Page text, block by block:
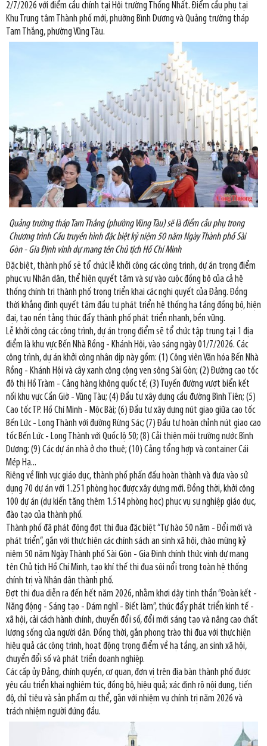
2/7/2026 với điểm cầu chính tại Hội trường Thống Nhất. Điểm cầu phụ tại
Khu Trung tâm Thành phố mới, phường Bình Dương và Quảng trường tháp
Tam Thắng, phường Vũng Tàu.
Quảng trường tháp Tam Thắng (phường Vũng Tàu) sẽ là điểm cầu phụ trong
Chương trình Cầu truyền hình đặc biệt kỷ niệm 50 năm Ngày Thành phố Sài
Gòn - Gia Định vinh dự mang tên Chủ tịch Hồ Chí Minh
Đặc biệt, thành phố sẽ tổ chức lễ khởi công các công trình, dự án trọng điểm
phục vụ Nhân dân, thể hiện quyết tâm và sự vào cuộc đồng bộ của cả hệ
thống chính trị thành phố trong triển khai các nghị quyết của Đảng. Đồng
thời khẳng định quyết tâm đầu tư phát triển hệ thống hạ tầng đồng bộ, hiện
đại, tạo nền tảng thúc đẩy thành phố phát triển nhanh, bền vững.
Lễ khởi công các công trình, dự án trọng điểm sẽ tổ chức tập trung tại 1 địa
điểm là khu vực Bến Nhà Rồng - Khánh Hội, vào sáng ngày 01/7/2026. Các
công trình, dự án khởi công nhân dịp này gồm: (1) Công viên Văn hóa Bến Nhà
Rồng - Khánh Hội và cây xanh công cộng ven sông Sài Gòn; (2) Đường cao tốc
đô thị Hồ Tràm - Cảng hàng không quốc tế; (3) Tuyến đường vượt biển kết
nối khu vực Cần Giờ - Vũng Tàu; (4) Đầu tư xây dựng cầu đường Bình Tiên; (5)
Cao tốc TP. Hồ Chí Minh - Mộc Bài; (6) Đầu tư xây dựng nút giao giữa cao tốc
Bến Lức - Long Thành với đường Rừng Sác; (7) Đầu tư hoàn chỉnh nút giao cao
tốc Bến Lức - Long Thành với Quốc lộ 50; (8) Cải thiện môi trường nước Bình
Dương; (9) Các dự án nhà ở cho thuê; (10) Cảng tổng hợp và container Cái
Mép Hạ...
Riêng về lĩnh vực giáo dục, thành phố phấn đấu hoàn thành và đưa vào sử
dụng 70 dự án với 1.251 phòng học được xây dựng mới. Đồng thời, khởi công
100 dự án (dự kiến tăng thêm 1.514 phòng học) phục vụ sự nghiệp giáo dục,
đào tạo của thành phố.
Thành phố đã phát động đợt thi đua đặc biệt “Tự hào 50 năm - Đổi mới và
phát triển”, gắn với thực hiện các chính sách an sinh xã hội, chào mừng kỷ
niệm 50 năm Ngày Thành phố Sài Gòn - Gia Định chính thức vinh dự mang
tên Chủ tịch Hồ Chí Minh, tạo khí thế thi đua sôi nổi trong toàn hệ thống
chính trị và Nhân dân thành phố.
Đợt thi đua diễn ra đến hết năm 2026, nhằm khơi dậy tinh thần “Đoàn kết -
Năng động - Sáng tạo - Dám nghĩ - Biết làm”, thúc đẩy phát triển kinh tế -
xã hội, cải cách hành chính, chuyển đổi số, đổi mới sáng tạo và nâng cao chất
lượng sống của người dân. Đồng thời, gắn phong trào thi đua với thực hiện
hiệu quả các công trình, hoạt động trọng điểm về hạ tầng, an sinh xã hội,
chuyển đổi số và phát triển doanh nghiệp.
Các cấp ủy Đảng, chính quyền, cơ quan, đơn vị trên địa bàn thành phố được
yêu cầu triển khai nghiêm túc, đồng bộ, hiệu quả; xác định rõ nội dung, tiến
độ, chỉ tiêu và sản phẩm cụ thể, gắn với nhiệm vụ chính trị năm 2026 và
trách nhiệm người đứng đầu.